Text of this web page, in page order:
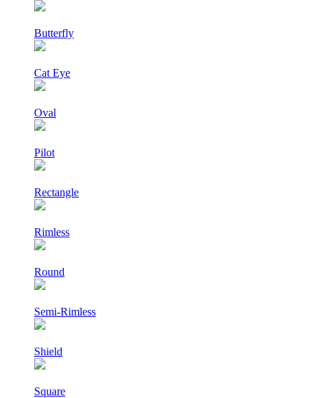
Butterfly
Cat Eye
Oval
Pilot
Rectangle
Rimless
Round
Semi-Rimless
Shield
Square